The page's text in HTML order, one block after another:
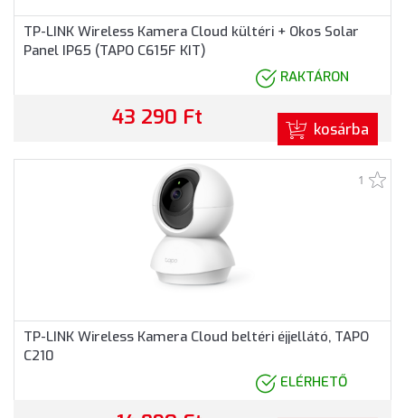
TP-LINK Wireless Kamera Cloud kültéri + Okos Solar
Panel IP65 (TAPO C615F KIT)
RAKTÁRON
43 290 Ft kosárba
1
TP-LINK Wireless Kamera Cloud beltéri éjjellátó, TAPO
C210
ELÉRHETŐ